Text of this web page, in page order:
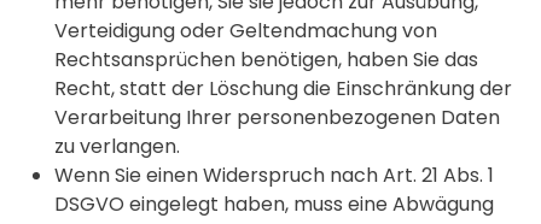
Verteidigung oder Geltendmachung von
Rechtsansprüchen benötigen, haben Sie das
Recht, statt der Löschung die Einschränkung der
Verarbeitung Ihrer personenbezogenen Daten
zu verlangen.
Wenn Sie einen Widerspruch nach Art. 21 Abs. 1
DSGVO eingelegt haben, muss eine Abwägung